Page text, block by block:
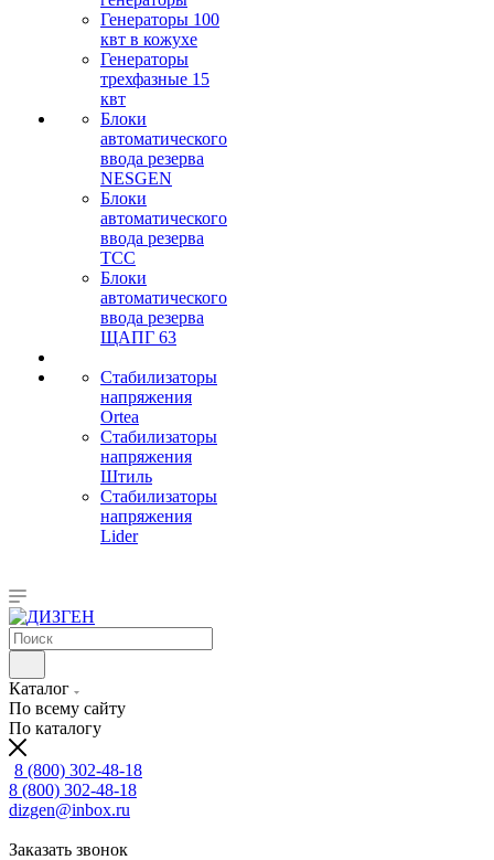
Генераторы 100
квт в кожухе
Генераторы
трехфазные 15
квт
Блоки
автоматического
ввода резерва
NESGEN
Блоки
автоматического
ввода резерва
ТСС
Блоки
автоматического
ввода резерва
ЩАПГ 63
Стабилизаторы
напряжения
Ortea
Стабилизаторы
напряжения
Штиль
Стабилизаторы
напряжения
Lider
Каталог
По всему сайту
По каталогу
8 (800) 302-48-18
8 (800) 302-48-18
dizgen@inbox.ru
Заказать звонок